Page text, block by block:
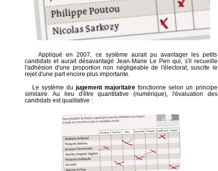
Appliqué en 2007, ce système aurait pu avantager les petits
candidats et aurait désavantagé Jean-Marie Le Pen qui, s'il recueille
l'adhésion d'une proportion non négligeable de l'électorat, suscite le
rejet d'une part encore plus importante.
Le système dujugement majoritaire fonctionne selon un principe
similaire. Au lieu d'être quantitative (numérique), l'évaluation des
candidats est qualitative :